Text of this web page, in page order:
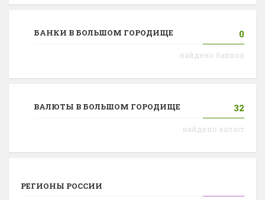
БАНКИ В БОЛЬШОМ ГОРОДИЩЕ 0
найдено банков
ВАЛЮТЫ В БОЛЬШОМ ГОРОДИЩЕ 32
найдено валют
РЕГИОНЫ РОССИИ